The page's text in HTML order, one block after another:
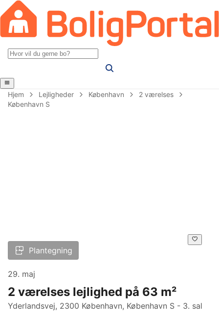
Hjem Lejligheder København
2 værelses
København S
Plantegning
29. maj
2 værelses lejlighed på 63 m²
Yderlandsvej, 2300 København, København S - 3. sal